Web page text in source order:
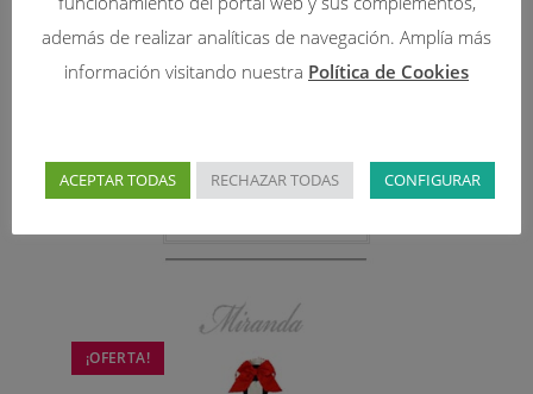
125,95€ 62,98€
¡OFERTA!
además de realizar analíticas de navegación. Amplía más
información visitando nuestra Política de Cookies
ACEPTAR TODAS RECHAZAR TODAS CONFIGURAR